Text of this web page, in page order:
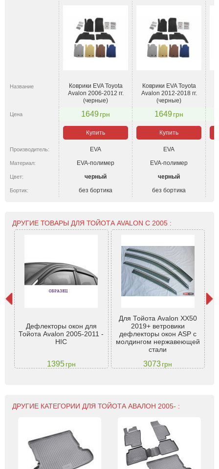
Название
Коврики EVA Toyota
Avalon 2006-2012 гг.
(черные)
Коврики EVA Toyota
Avalon 2012-2018 гг.
(черные)
Цена 1649грн 1649грн
Купить Купить
Производитель: EVA EVA
Материал: EVA-полимер EVA-полимер
Цвет: черный черный
Бортик: без бортика без бортика
ДРУГИЕ ТОВАРЫ ДЛЯ ТОЙОТА AVALON С 2005 :
Дефлекторы окон для
Тойота Avalon 2005-2011 -
HIC
1395 грн
Для Тойота Avalon XX50
2019+ ветровики
дефлекторы окон ASP с
молдингом нержавеющей
стали
3073грн
ДРУГИЕ КАТЕГОРИИ ДЛЯ ТОЙОТА АВАЛОН 2005- :